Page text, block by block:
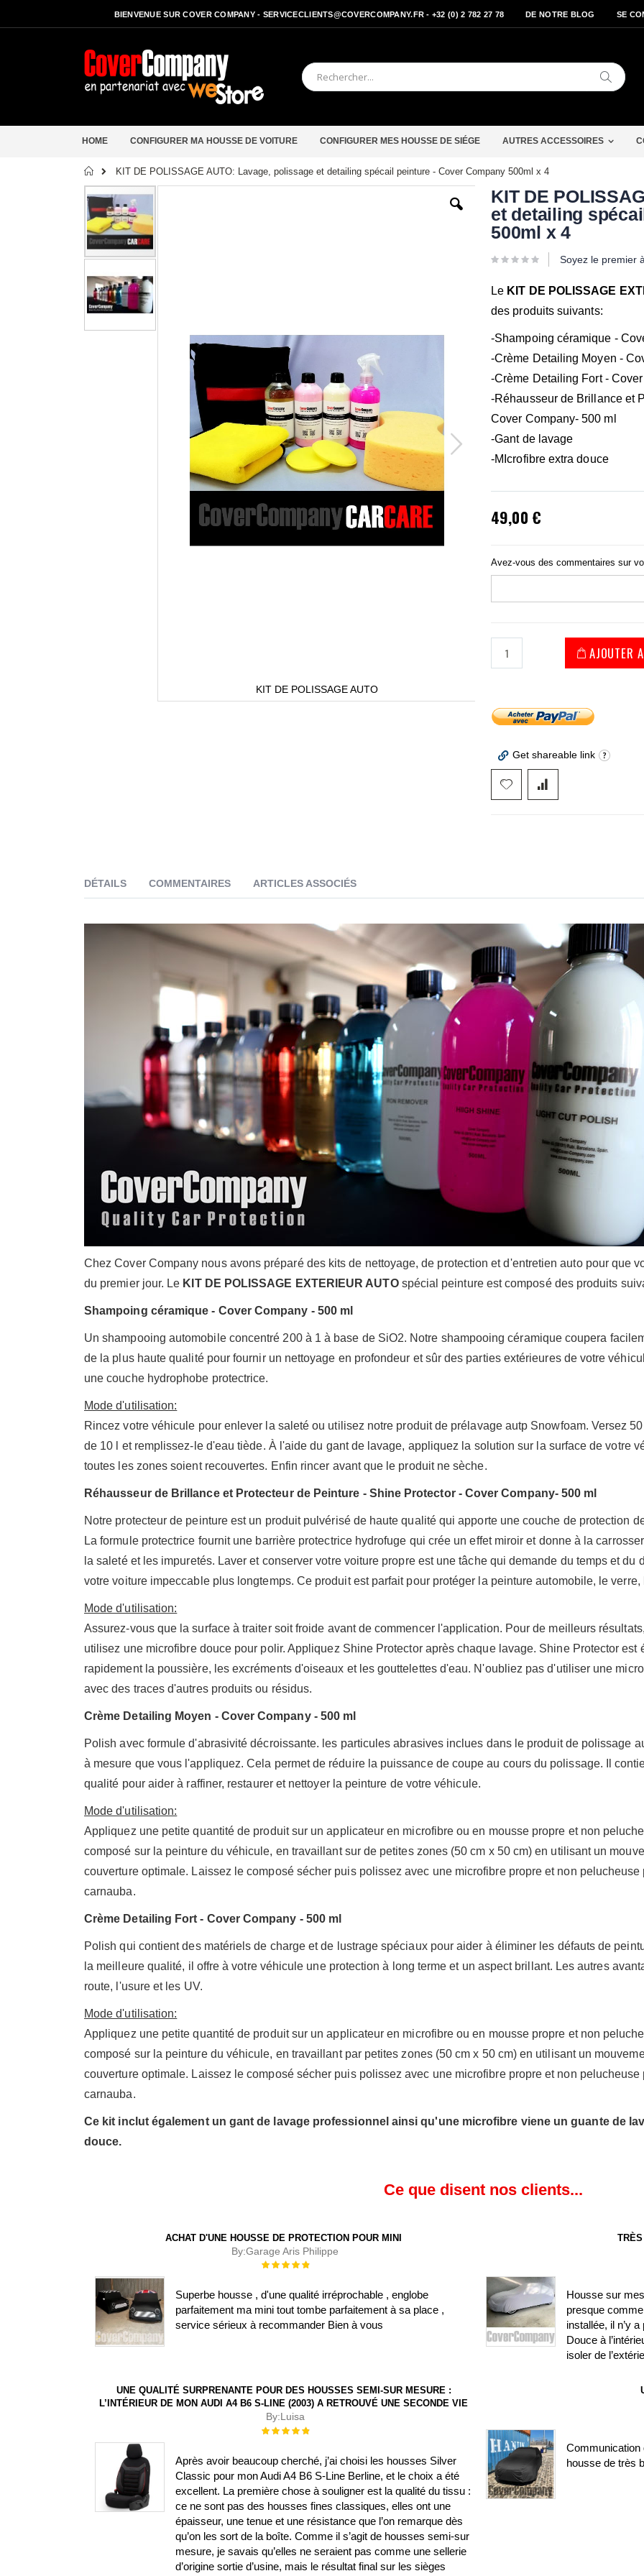
BIENVENUE SUR COVER COMPANY - SERVICECLIENTS@COVERCOMPANY.FR - +32 (0) 2 782 27 78 DE NOTRE BLOG SE
Chercher
HOME CONFIGURER MA HOUSSE DE VOITURE CONFIGURER MES HOUSSE DE SIÉGE AUTRES ACCESSOIRES
Accueil
KIT DE POLISSAGE AUTO: Lavage, polissage et detailing spécail peinture - Cover Company 500ml x 4
Passer
à
la
fin
de
la
galerie
KIT DE POLISSAGE AUTO
Passer
début
d’images
KIT DE
et detailing
500ml x 4
Soyez le premier
Le KIT DE POLISSAGE
des produits suivants:
-Shampoing céramique -
-Crème Detailing Moyen -
-Crème Detailing Fort -
-Réhausseur de Brillance et
Cover Company- 500 ml
-Gant de lavage
-MIcrofibre extra douce
49,00 €
Avez-vous des commentaires sur
AJOUTER
Get shareable link
DÉTAILS
Chez Cover Company nous avons préparé des kits de nettoyage, de protection et d'entretien auto pour que
du premier jour. Le KIT DE POLISSAGE EXTERIEUR AUTOspécial peinture est composé des produits
Shampoing céramique - Cover Company - 500 ml
Un shampooing automobile concentré 200 à 1 à base de SiO2. Notre shampooing céramique coupera
de la plus haute qualité pour fournir un nettoyage en profondeur et sûr des parties extérieures de votre
une couche hydrophobe protectrice.
Mode d'utilisation:
Rincez votre véhicule pour enlever la saleté ou utilisez notre produit de prélavage autp Snowfoam. Versez
de 10 l et remplissez-le d'eau tiède. À l'aide du gant de lavage, appliquez la solution sur la surface de votre
toutes les zones soient recouvertes. Enfin rincer avant que le produit ne sèche.
Réhausseur de Brillance et Protecteur de Peinture - Shine Protector - Cover Company- 500 ml
Notre protecteur de peinture est un produit pulvérisé de haute qualité qui apporte une couche de protection
La formule protectrice fournit une barrière protectrice hydrofuge qui crée un effet miroir et donne à la
la saleté et les impuretés. Laver et conserver votre voiture propre est une tâche qui demande du temps et
votre voiture impeccable plus longtemps. Ce produit est parfait pour protéger la peinture automobile, le
Mode d'utilisation:
Assurez-vous que la surface à traiter soit froide avant de commencer l'application. Pour de meilleurs
utilisez une microfibre douce pour polir. Appliquez Shine Protector après chaque lavage. Shine Protector
rapidement la poussière, les excréments d'oiseaux et les gouttelettes d'eau. N'oubliez pas d'utiliser une
avec des traces d'autres produits ou résidus.
Crème Detailing Moyen - Cover Company - 500 ml
Polish avec formule d'abrasivité décroissante. les particules abrasives inclues dans le produit de polissage
à mesure que vous l'appliquez. Cela permet de réduire la puissance de coupe au cours du polissage. Il
qualité pour aider à raffiner, restaurer et nettoyer la peinture de votre véhicule.
Mode d'utilisation:
Appliquez une petite quantité de produit sur un applicateur en microfibre ou en mousse propre et non
composé sur la peinture du véhicule, en travaillant sur de petites zones (50 cm x 50 cm) en utilisant un
couverture optimale. Laissez le composé sécher puis polissez avec une microfibre propre et non
carnauba.
Crème Detailing Fort - Cover Company - 500 ml
Polish qui contient des matériels de charge et de lustrage spéciaux pour aider à éliminer les défauts de
la meilleure qualité, il offre à votre véhicule une protection à long terme et un aspect brillant. Les autres
route, l'usure et les UV.
Mode d'utilisation:
Appliquez une petite quantité de produit sur un applicateur en microfibre ou en mousse propre et non
composé sur la peinture du véhicule, en travaillant par petites zones (50 cm x 50 cm) en utilisant un
couverture optimale. Laissez le composé sécher puis polissez avec une microfibre propre et non
carnauba.
Ce kit inclut également un gant de lavage professionnel ainsi qu'une microfibre viene un guante de
douce.
COMMENTAIRES ARTICLES ASSOCIÉS
Ce que disent nos clients...
ACHAT D'UNE HOUSSE DE PROTECTION POUR MINI
By:Garage Aris Philippe
Évaluation :
Superbe housse , d'une qualité irréprochable , englobe
parfaitement ma mini tout tombe parfaitement à sa place ,
service sérieux à recommander Bien à vous
Housse sur
presque
installée, il n’y
Douce à
isoler de
UNE QUALITÉ SURPRENANTE POUR DES HOUSSES SEMI-SUR MESURE :
L’INTÉRIEUR DE MON AUDI A4 B6 S-LINE (2003) A RETROUVÉ UNE SECONDE VIE
By:Luisa
Évaluation :
Après avoir beaucoup cherché, j’ai choisi les housses Silver
Classic pour mon Audi A4 B6 S-Line Berline, et le choix a été
excellent. La première chose à souligner est la qualité du tissu :
ce ne sont pas des housses fines classiques, elles ont une
épaisseur, une tenue et une résistance que l’on remarque dès
qu’on les sort de la boîte. Comme il s’agit de housses semi-sur
mesure, je savais qu’elles ne seraient pas comme une sellerie
d’origine sortie d’usine, mais le résultat final sur les sièges
Communication
housse de très